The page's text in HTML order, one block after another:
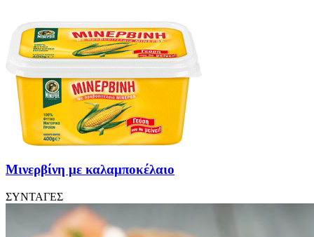
Μινερβίνη με καλαμποκέλαιο
ΣΥΝΤΑΓΕΣ